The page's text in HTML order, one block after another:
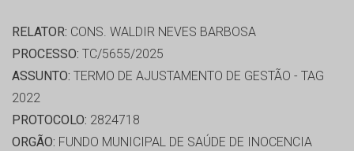
RELATOR: CONS. WALDIR NEVES BARBOSA
PROCESSO: TC/5655/2025
ASSUNTO: TERMO DE AJUSTAMENTO DE GESTÃO - TAG
2022
PROTOCOLO: 2824718
ORGÃO: FUNDO MUNICIPAL DE SAÚDE DE INOCENCIA